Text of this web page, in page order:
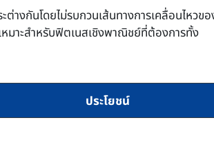
างกันโดยไม่รบกวนเส้นทางการเคลื่อนไหวข
หมาะสำหรับฟิตเนสเชิงพาณิชย์ที่ต้องการทั้ง
ประโยชน์